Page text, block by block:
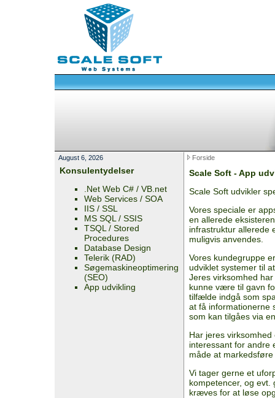
August 6, 2026
Konsulentydelser
.Net Web C# / VB.net
Web Services / SOA
IIS / SSL
MS SQL / SSIS
TSQL / Stored
Procedures
Database Design
Telerik (RAD)
Søgemaskineoptimering
(SEO)
App udvikling
Forside
Scale Soft - App
Scale Soft udvikler
Vores speciale er
en allerede
infrastruktur allerede
muligvis anvendes.
Vores kundegruppe
udviklet systemer til
Jeres virksomhed
kunne være til gavn
tilfælde indgå som
at få informationerne
som kan tilgåes via
Har jeres
interessant for andre
måde at
Vi tager gerne et
kompetencer, og evt.
kræves for at løse